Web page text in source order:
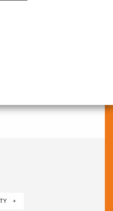
+